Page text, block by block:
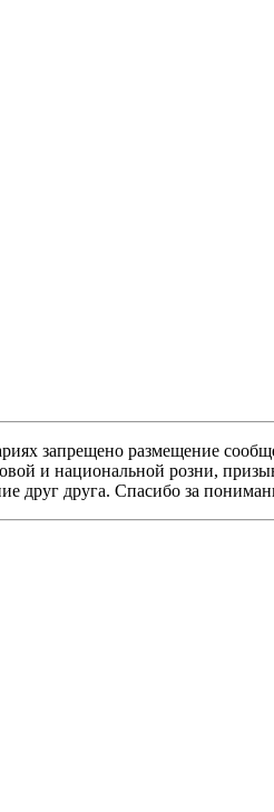
запрещено размещение
и национальной розни,
друг друга. Спасибо за